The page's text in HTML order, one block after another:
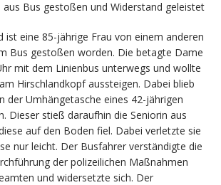
aus Bus gestoßen und Widerstand geleistet
ist eine 85-jährige Frau von einem anderen
Bus gestoßen worden. Die betagte Dame
mit dem Linienbus unterwegs und wollte
Hirschlandkopf aussteigen. Dabei blieb
der Umhängetasche eines 42-jährigen
Dieser stieß daraufhin die Seniorin aus
auf den Boden fiel. Dabei verletzte sie
nur leicht. Der Busfahrer verständigte die
der polizeilichen Maßnahmen
und widersetzte sich. Der